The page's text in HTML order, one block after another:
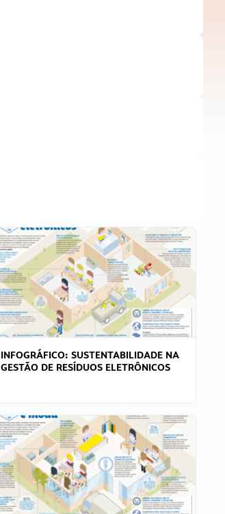
INFOGRÁFICO: SUSTENTABILIDADE NA
GESTÃO DE RESÍDUOS ELETRÔNICOS